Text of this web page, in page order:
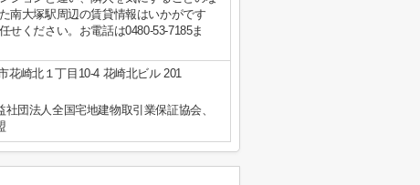
南大塚駅周辺の賃貸情報はいかがです
ください。お電話は0480-53-7185ま
花崎北１丁目10-4 花崎北ビル 201
団法人全国宅地建物取引業保証協会、